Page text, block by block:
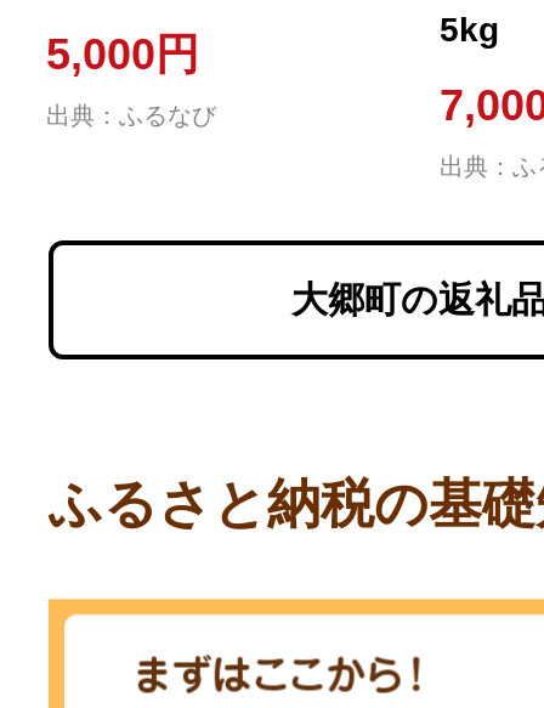
5,000円
出典：ふるなび
5kg
出典：ふ
大郷町の返礼
ふるさと納税の基